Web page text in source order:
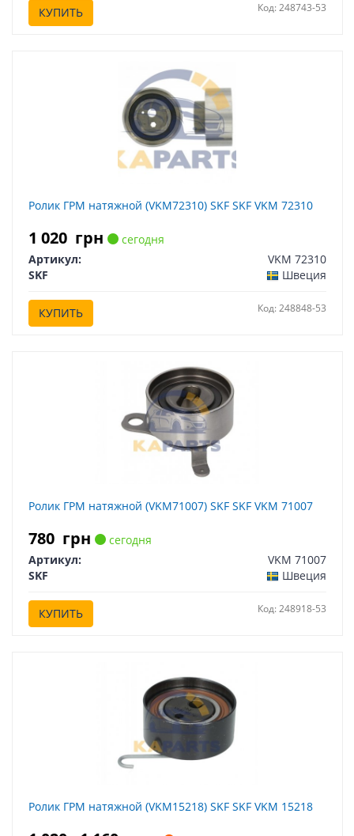
КУПИТЬ Код: 248743-53
Ролик ГРМ натяжной (VKM72310) SKF SKF VKM 72310
1 020 грн
сегодня
Артикул:
VKM 72310
SKF
Швеция
КУПИТЬ Код: 248848-53
Ролик ГРМ натяжной (VKM71007) SKF SKF VKM 71007
780 грн
сегодня
Артикул:
VKM 71007
SKF
Швеция
КУПИТЬ Код: 248918-53
Ролик ГРМ натяжной (VKM15218) SKF SKF VKM 15218